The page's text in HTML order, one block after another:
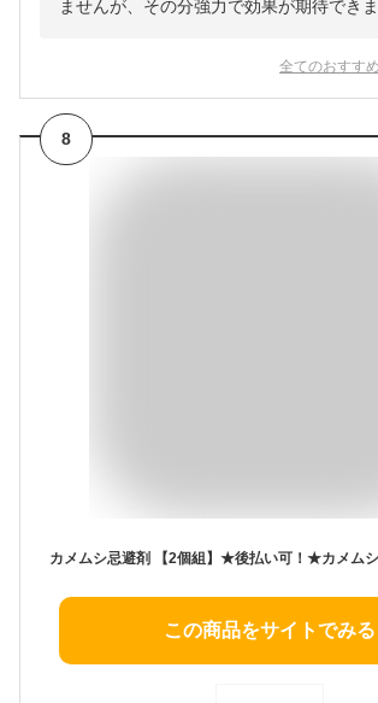
ませんが、その分強力で効果が期待できま
全てのおすす
8
この商品をサイトでみる